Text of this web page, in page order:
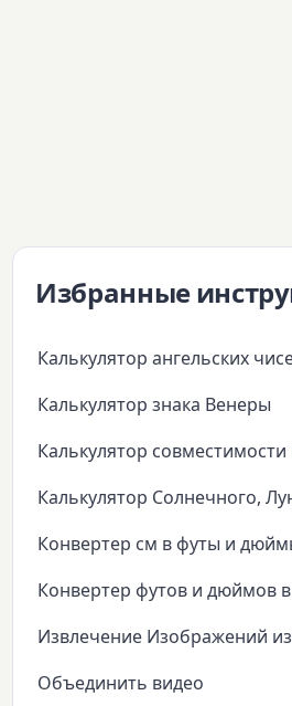
Избранные
Калькулятор ангельских
Калькулятор знака Венеры
Калькулятор
Калькулятор Солнечного,
Конвертер см в футы и
Конвертер футов и дюймов
Извлечение Изображений
Объединить видео